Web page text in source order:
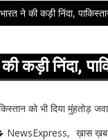
ने की कड़ी निंदा,
कड़ी निंदा,
NewsExpress ख़ास